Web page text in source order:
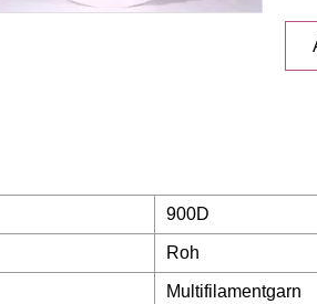
900D
Roh
Multifilamentgarn